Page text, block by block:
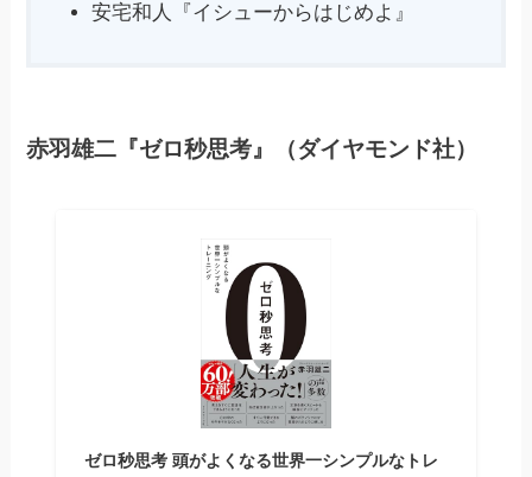
安宅和人『イシューからはじめよ』
赤羽雄二『ゼロ秒思考』（ダイヤモンド社）
ゼロ秒思考 頭がよくなる世界一シンプルなトレ